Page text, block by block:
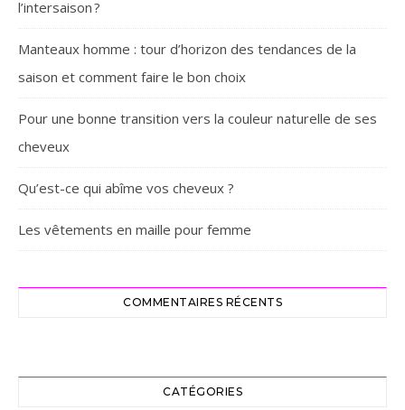
l’intersaison ? ‎
Manteaux homme : tour d’horizon des tendances de la
saison et comment faire le bon choix
Pour une bonne transition vers la couleur naturelle de ses
cheveux
Qu’est-ce qui abîme vos cheveux ?
Les vêtements en maille pour femme
COMMENTAIRES RÉCENTS
CATÉGORIES